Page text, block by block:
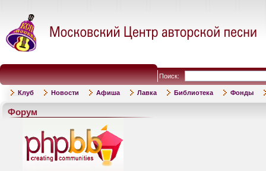
Поиск:
Клуб Новости Афиша Лавка Библиотека Фонды
Форум